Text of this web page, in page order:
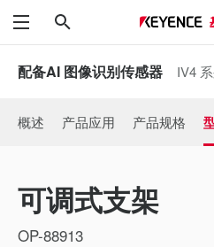
菜单
配备AI 图像识别传感器 IV4
概述 产品应用 产品规格
可调式支架
OP-88913